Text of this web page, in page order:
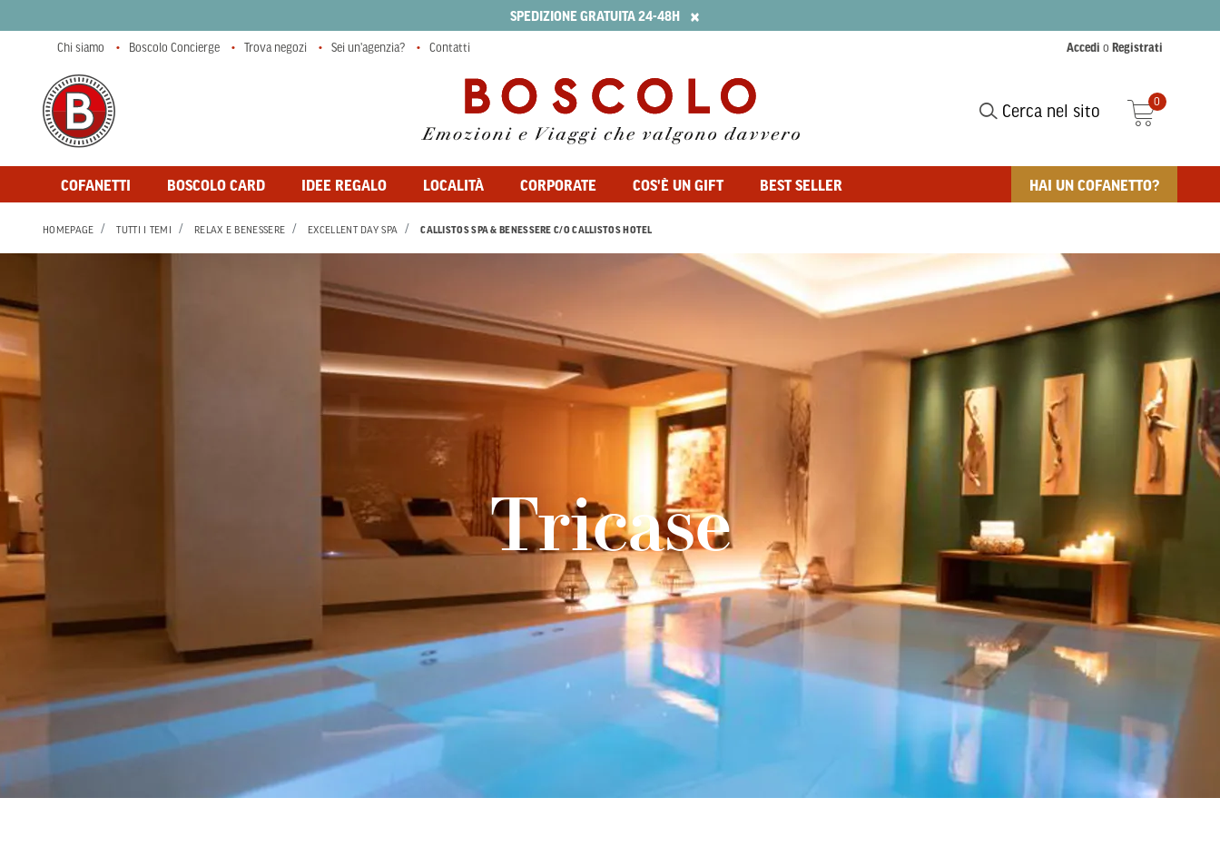
SPEDIZIONE GRATUITA 24-48H ×
Cerca nel sito
0
COFANETTI BOSCOLO CARD IDEE REGALO LOCALITÀ CORPORATE COS'È UN GIFT BEST SELLER HAI UN COFANETTO?
Chi siamo Boscolo Concierge Trova negozi Sei un'agenzia? Contatti Accedi o Registrati
HOMEPAGE TUTTI I TEMI RELAX E BENESSERE EXCELLENT DAY SPA CALLISTOS SPA & BENESSERE C/O CALLISTOS HOTEL
Tricase